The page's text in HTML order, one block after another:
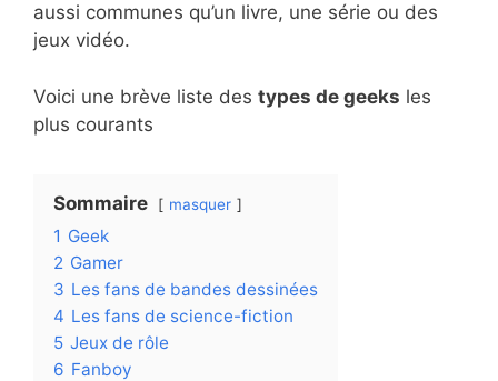
aussi communes qu’un livre, une série ou des
jeux vidéo.
Voici une brève liste des types de geeks les
plus courants
Sommaire masquer
1 Geek
2 Gamer
3 Les fans de bandes dessinées
4 Les fans de science-fiction
5 Jeux de rôle
6 Fanboy